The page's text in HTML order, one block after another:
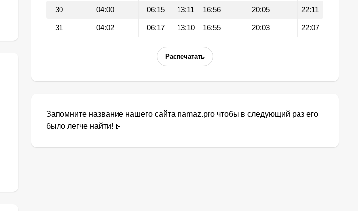
30 04:00 06:15 13:11 16:56 20:05 22:11
31 04:02 06:17 13:10 16:55 20:03 22:07
Распечатать
Запомните название нашего сайта namaz.pro чтобы в следующий раз его
было легче найти! 📗